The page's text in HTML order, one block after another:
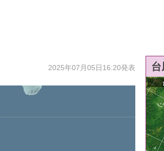
2025年07月05日16:20発表